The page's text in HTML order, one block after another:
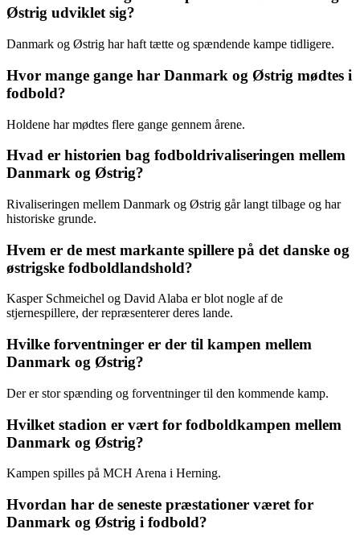
Østrig udviklet sig?
Danmark og Østrig har haft tætte og spændende kampe tidligere.
Hvor mange gange har Danmark og Østrig mødtes i
fodbold?
Holdene har mødtes flere gange gennem årene.
Hvad er historien bag fodboldrivaliseringen mellem
Danmark og Østrig?
Rivaliseringen mellem Danmark og Østrig går langt tilbage og har
historiske grunde.
Hvem er de mest markante spillere på det danske og
østrigske fodboldlandshold?
Kasper Schmeichel og David Alaba er blot nogle af de
stjernespillere, der repræsenterer deres lande.
Hvilke forventninger er der til kampen mellem
Danmark og Østrig?
Der er stor spænding og forventninger til den kommende kamp.
Hvilket stadion er vært for fodboldkampen mellem
Danmark og Østrig?
Kampen spilles på MCH Arena i Herning.
Hvordan har de seneste præstationer været for
Danmark og Østrig i fodbold?